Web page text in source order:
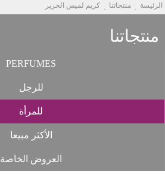
الرئيسة منتجاتنا كريم لميس الحرير
منتجاتنا
PERFUMES
للرجل
للمرأة
الأكثر مبيعا
العروض الخاصة